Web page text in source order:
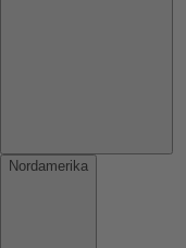
Nordamerika